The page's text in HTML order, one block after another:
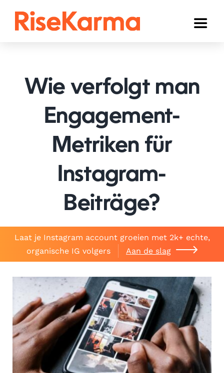
Toggle
TikTok
YouTube
Twitter (𝕏)
Anderen
Winkelwagen
Wie verfolgt man
Engagement-
Metriken für
Instagram-
Beiträge?
Laat je Instagram account groeien met 2k+ echte,
organische IG volgers
Aan de slag